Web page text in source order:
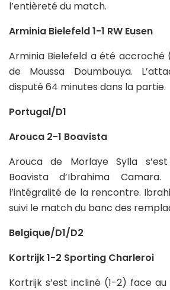
l’entièreté du match.
Arminia Bielefeld 1-1 RW Eusen
Arminia Bielefeld a été accroché
de Moussa Doumbouya.
disputé 64 minutes dans la partie.
Portugal/D1
Arouca 2-1 Boavista
Arouca de Morlaye Sylla
Boavista d’Ibrahima
l’intégralité de la rencontre.
suivi le match du banc des
Belgique/D1/D2
Kortrijk 1-2 Sporting Charleroi
Kortrijk s’est incliné (1-2) face